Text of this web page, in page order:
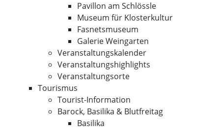
Pavillon am Schlössle
Museum für Klosterkultur
Fasnetsmuseum
Galerie Weingarten
Veranstaltungskalender
Veranstaltungshighlights
Veranstaltungsorte
Tourismus
Tourist-Information
Barock, Basilika & Blutfreitag
Basilika